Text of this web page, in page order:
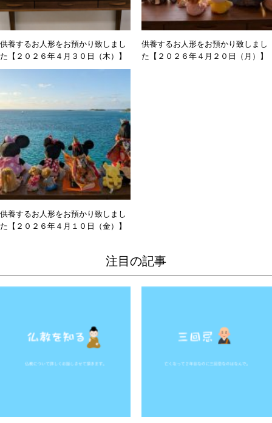
供養するお人形をお預かり致しまし
た【２０２６年４月３０日（木）】
供養するお人形をお預かり致しまし
た【２０２６年４月２０日（月）】
供養するお人形をお預かり致しまし
た【２０２６年４月１０日（金）】
注目の記事